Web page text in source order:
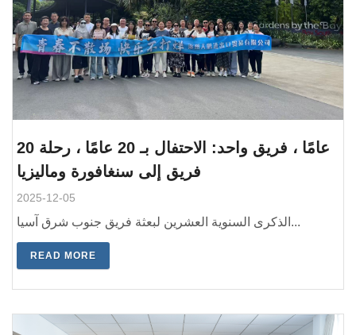
20 عامًا ، فريق واحد: الاحتفال بـ 20 عامًا ، رحلة
فريق إلى سنغافورة وماليزيا
2025-12-05
الذكرى السنوية العشرين لبعثة فريق جنوب شرق آسيا...
READ MORE